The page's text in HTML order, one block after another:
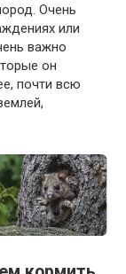
Очень
или
важно
он
почти всю